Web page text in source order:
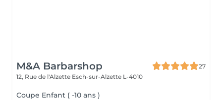
M&A Barbarshop
27
12, Rue de l'Alzette Esch-sur-Alzette L-4010
Coupe Enfant ( -10 ans )